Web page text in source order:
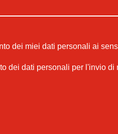
dei miei dati personali ai
dei dati personali per l'invio